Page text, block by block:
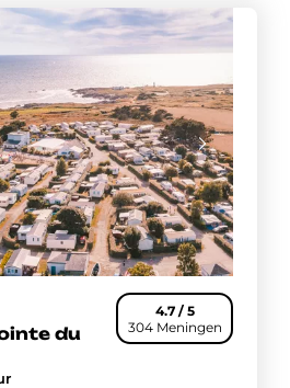
4.7 / 5
304 Meningen
du